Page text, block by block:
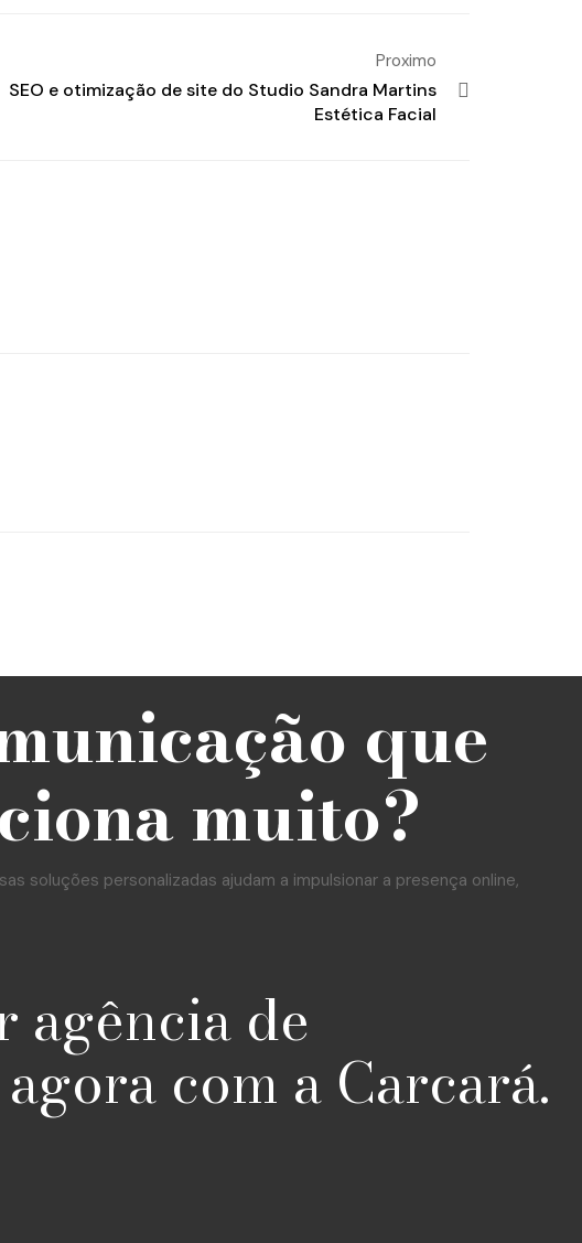
Proximo
SEO e otimização de site do Studio Sandra Martins
Estética Facial
que
muito?
soluções personalizadas ajudam a impulsionar a presença online,
agência de
com a Carcará.